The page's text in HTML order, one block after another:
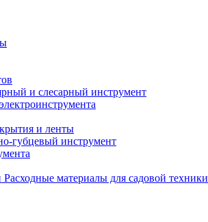
и слесарный инструмент
и ленты
губцевый инструмент
Расходные материалы для садовой техники